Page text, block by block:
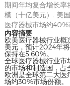
期间年均复合增长
模（十亿美元）. 美
医疗器械市场约
内容摘要
欧美医疗器械行业
美元，预计2024年
保持在5.60%。
全球医疗器械行业市
的市场和制造国，占
欧洲是全球第二大医
场约30%市场份额。